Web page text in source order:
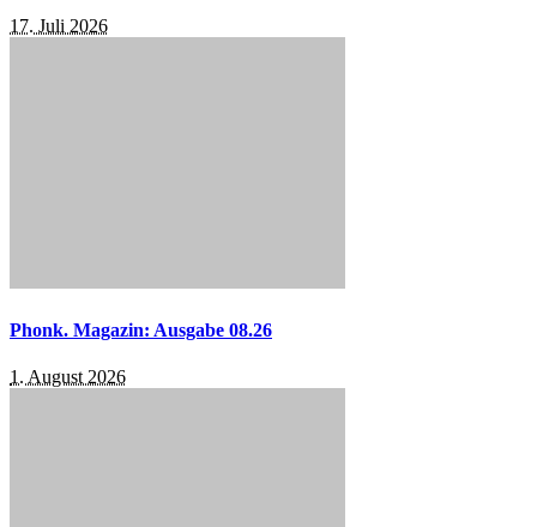
17. Juli 2026
Phonk. Magazin: Ausgabe 08.26
1. August 2026